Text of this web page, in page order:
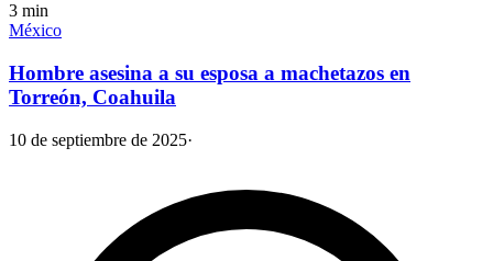
3 min
México
Hombre asesina a su esposa a machetazos en
Torreón, Coahuila
10 de septiembre de 2025·